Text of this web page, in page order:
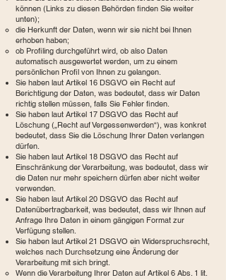
können (Links zu diesen Behörden finden Sie weiter
unten);
die Herkunft der Daten, wenn wir sie nicht bei Ihnen
erhoben haben;
ob Profiling durchgeführt wird, ob also Daten
automatisch ausgewertet werden, um zu einem
persönlichen Profil von Ihnen zu gelangen.
Sie haben laut Artikel 16 DSGVO ein Recht auf
Berichtigung der Daten, was bedeutet, dass wir Daten
richtig stellen müssen, falls Sie Fehler finden.
Sie haben laut Artikel 17 DSGVO das Recht auf
Löschung („Recht auf Vergessenwerden“), was konkret
bedeutet, dass Sie die Löschung Ihrer Daten verlangen
dürfen.
Sie haben laut Artikel 18 DSGVO das Recht auf
Einschränkung der Verarbeitung, was bedeutet, dass wir
die Daten nur mehr speichern dürfen aber nicht weiter
verwenden.
Sie haben laut Artikel 20 DSGVO das Recht auf
Datenübertragbarkeit, was bedeutet, dass wir Ihnen auf
Anfrage Ihre Daten in einem gängigen Format zur
Verfügung stellen.
Sie haben laut Artikel 21 DSGVO ein Widerspruchsrecht,
welches nach Durchsetzung eine Änderung der
Verarbeitung mit sich bringt.
Wenn die Verarbeitung Ihrer Daten auf Artikel 6 Abs. 1 lit.